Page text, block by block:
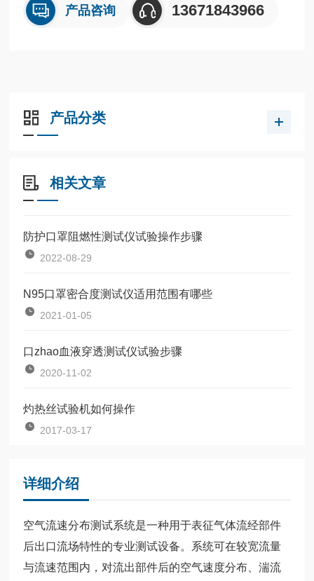
产品咨询 13671843966
产品分类
相关文章
防护口罩阻燃性测试仪试验操作步骤
2022-08-29
N95口罩密合度测试仪适用范围有哪些
2021-01-05
口zhao血液穿透测试仪试验步骤
2020-11-02
灼热丝试验机如何操作
2017-03-17
详细介绍
空气流速分布测试系统是一种用于表征气体流经部件
后出口流场特性的专业测试设备。系统可在较宽流量
与流速范围内，对流出部件后的空气速度分布、湍流